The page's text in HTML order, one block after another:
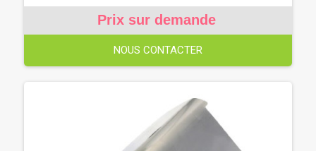
Prix sur demande
NOUS CONTACTER